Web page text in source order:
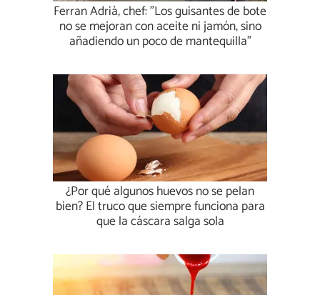
Ferran Adrià, chef: "Los guisantes de bote
no se mejoran con aceite ni jamón, sino
añadiendo un poco de mantequilla"
¿Por qué algunos huevos no se pelan
bien? El truco que siempre funciona para
que la cáscara salga sola